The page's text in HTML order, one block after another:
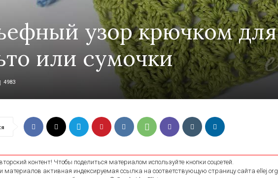
узор крючком для
или сумочки
4983
контент! Чтобы поделиться материалом используйте кнопки соцсетей.
материалов активная индексируемая ссылка на соответствующую страницу сайта ellej.org